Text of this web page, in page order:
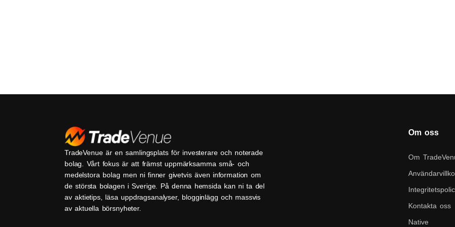
TradeVenue är en samlingsplats för investerare och noterade
bolag. Vårt fokus är att främst uppmärksamma små- och
medelstora bolag men ni finner givetvis även information om
de största bolagen i Sverige. På denna hemsida kan ni ta del
av aktietips, läsa uppdragsanalyser, blogginlägg och massvis
av aktuella börsnyheter.
Om oss
Om
Kontakta oss
Native